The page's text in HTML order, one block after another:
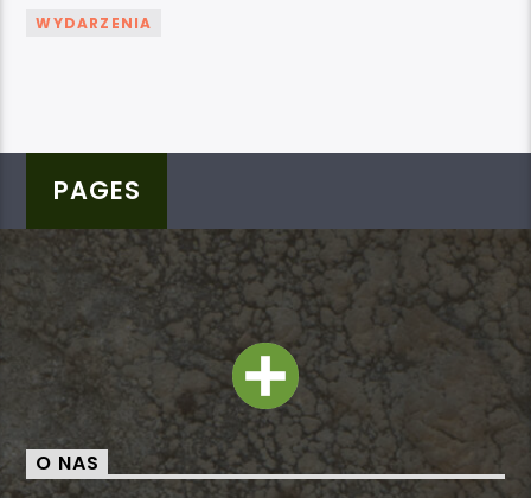
WYDARZENIA
PAGES
O NAS